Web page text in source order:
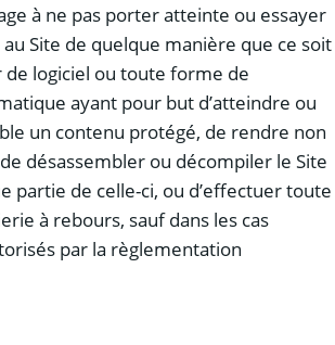
à ne pas porter atteinte ou essayer
Site de quelque manière que ce soit
de logiciel ou toute forme de
ayant pour but d’atteindre ou
un contenu protégé, de rendre non
désassembler ou décompiler le Site
partie de celle-ci, ou d’effectuer toute
à rebours, sauf dans les cas
par la règlementation